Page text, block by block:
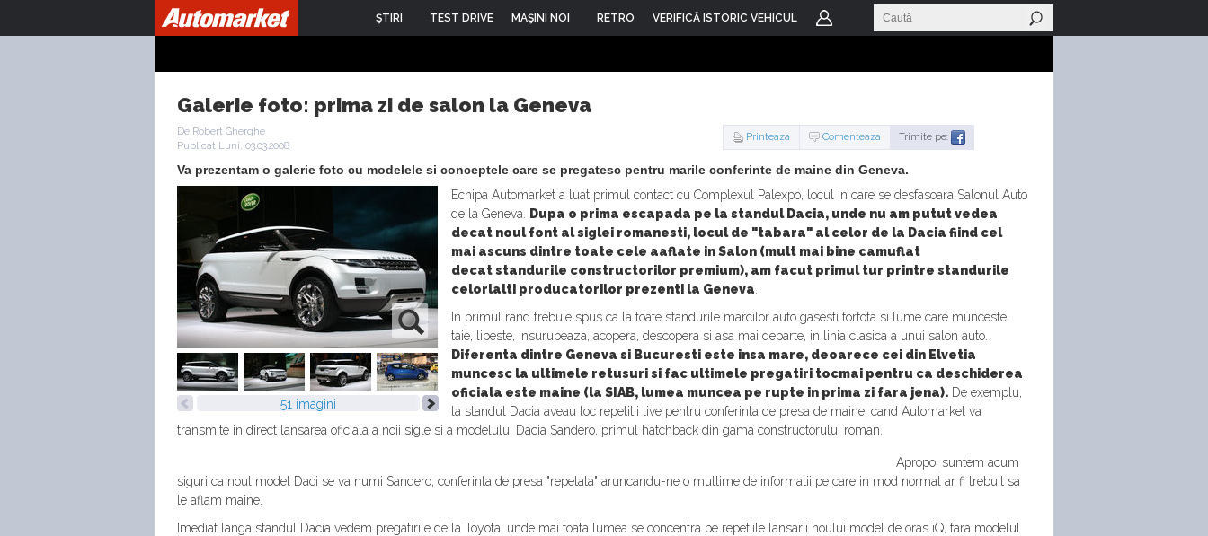
ŞTIRI TEST DRIVE MAŞINI NOI RETRO VERIFICĂ ISTORIC VEHICUL
Galerie foto: prima zi de salon la Geneva
De Robert Gherghe
Publicat Luni, 03.03.2008
Printeaza Comenteaza Trimite pe:
Va prezentam o galerie foto cu modelele si conceptele care se pregatesc pentru marile conferinte de maine din Geneva.
51 imagini
Echipa Automarket a luat primul contact cu Complexul Palexpo, locul in care se desfasoara Salonul Auto
de la Geneva.
Dupa o prima escapada pe la standul Dacia, unde nu am putut vedea
decat noul font al siglei romanesti, locul de "tabara" al celor de la Dacia fiind cel
mai ascuns dintre toate cele aaflate in Salon (mult mai bine camuflat
decat standurile constructorilor premium), am facut primul tur printre standurile
celorlalti producatorilor prezenti la Geneva
In primul rand trebuie spus ca la toate standurile marcilor auto gasesti forfota si lume care munceste,
taie, lipeste, insurubeaza, acopera, descopera si asa mai departe, in linia clasica a unui salon auto.
Diferenta dintre Geneva si Bucuresti este insa mare, deoarece cei din Elvetia
muncesc la ultimele retusuri si fac ultimele pregatiri tocmai pentru ca deschiderea
oficiala este maine (la SIAB, lumea muncea pe rupte in prima zi fara jena). De exemplu,
la standul Dacia aveau loc repetitii live pentru conferinta de presa de maine, cand Automarket va
transmite in direct lansarea oficiala a noii sigle si a modelului Dacia Sandero, primul hatchback din gama constructorului roman.
Apropo, suntem acum
siguri ca noul model Daci se va numi Sandero, conferinta de presa "repetata" aruncandu-ne o multime de informatii pe care in mod normal ar fi trebuit sa
le aflam maine.
Imediat langa standul Dacia vedem pregatirile de la Toyota, unde mai toata lumea se concentra pe repetiile lansarii noului model de oras iQ, fara modelul